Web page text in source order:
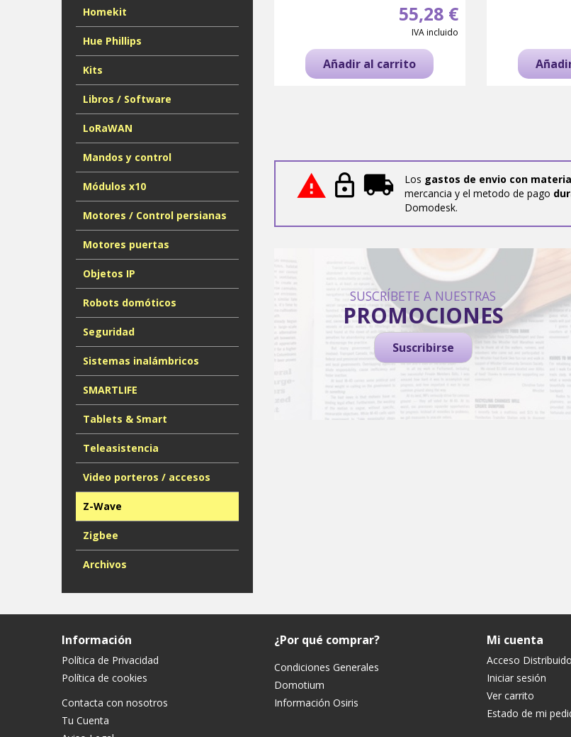
Homekit
Hue Phillips
Kits
Libros / Software
LoRaWAN
Mandos y control
Módulos x10
Motores / Control persianas
Motores puertas
Objetos IP
Robots domóticos
Seguridad
Sistemas inalámbricos
SMARTLIFE
Tablets & Smart
Teleasistencia
Video porteros / accesos
Z-Wave
Zigbee
Archivos
55,28 €
IVA incluido
Añadir al carrito
Los gastos de envio con
mercancia y el metodo de pago
Domodesk.
SUSCRÍBETE A NUESTRAS
PROMOCIONES
Suscribirse
Información
Política de Privacidad
Política de cookies
Contacta con nosotros
Tu Cuenta
¿Por qué comprar?
Condiciones Generales
Domotium
Información Osiris
Mi cuenta
Acceso
Iniciar sesión
Ver carrito
Estado de mi